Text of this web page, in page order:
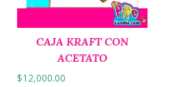
CAJA KRAFT CON
ACETATO
$12,000.00